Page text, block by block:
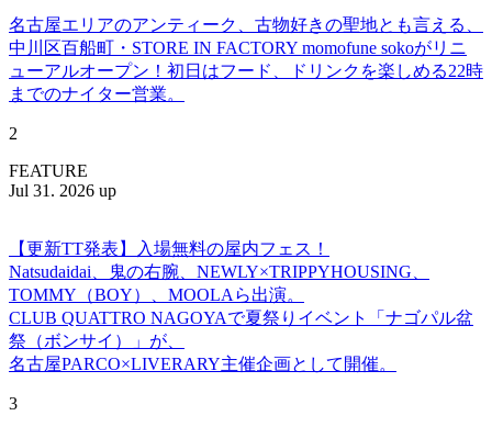
名古屋エリアのアンティーク、古物好きの聖地とも言える、
中川区百船町・STORE IN FACTORY momofune sokoがリニ
ューアルオープン！初日はフード、ドリンクを楽しめる22時
までのナイター営業。
2
FEATURE
Jul 31. 2026 up
【更新TT発表】入場無料の屋内フェス！
Natsudaidai、鬼の右腕、NEWLY×TRIPPYHOUSING、
TOMMY（BOY）、MOOLAら出演。
CLUB QUATTRO NAGOYAで夏祭りイベント「ナゴパル盆
祭（ボンサイ）」が、
名古屋PARCO×LIVERARY主催企画として開催。
3